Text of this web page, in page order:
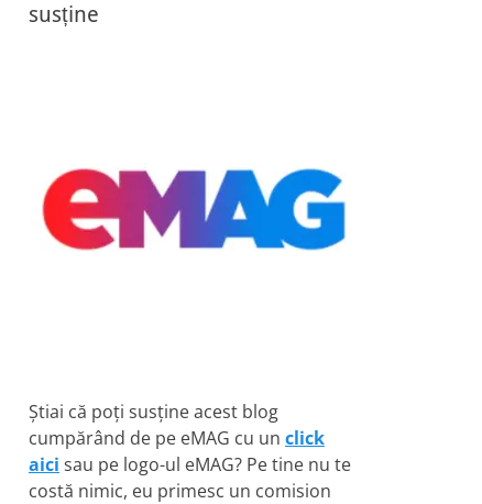
susține
Știai că poți susține acest blog
cumpărând de pe eMAG cu un click
aici sau pe logo-ul eMAG? Pe tine nu te
costă nimic, eu primesc un comision